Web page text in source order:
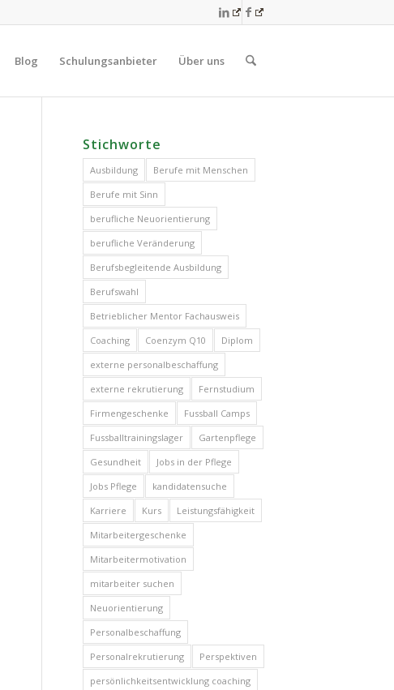
Blog Schulungsanbieter Über uns
Stichworte
Ausbildung
Berufe mit Menschen
Berufe mit Sinn
berufliche Neuorientierung
berufliche Veränderung
Berufsbegleitende Ausbildung
Berufswahl
Betrieblicher Mentor Fachausweis
Coaching
Coenzym Q10
Diplom
externe personalbeschaffung
externe rekrutierung
Fernstudium
Firmengeschenke
Fussball Camps
Fussballtrainingslager
Gartenpflege
Gesundheit
Jobs in der Pflege
Jobs Pflege
kandidatensuche
Karriere
Kurs
Leistungsfähigkeit
Mitarbeitergeschenke
Mitarbeitermotivation
mitarbeiter suchen
Neuorientierung
Personalbeschaffung
Personalrekrutierung
Perspektiven
persönlichkeitsentwicklung coaching